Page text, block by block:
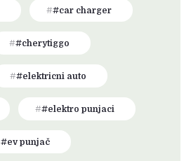
#car charger
#cherytiggo
#elektricni auto
#elektro punjaci
#ev punjač